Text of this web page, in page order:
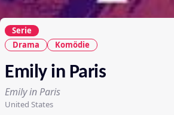
Serie
Drama
Komödie
Emily in Paris
Emily in Paris
United States